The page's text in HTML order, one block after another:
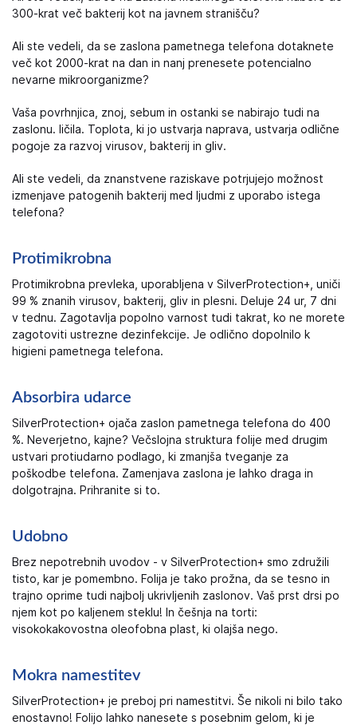
300-krat več bakterij kot na javnem stranišču?
Ali ste vedeli, da se zaslona pametnega telefona dotaknete
več kot 2000-krat na dan in nanj prenesete potencialno
nevarne mikroorganizme?
Vaša povrhnjica, znoj, sebum in ostanki se nabirajo tudi na
zaslonu. ličila. Toplota, ki jo ustvarja naprava, ustvarja odlične
pogoje za razvoj virusov, bakterij in gliv.
Ali ste vedeli, da znanstvene raziskave potrjujejo možnost
izmenjave patogenih bakterij med ljudmi z uporabo istega
telefona?
Protimikrobna
Protimikrobna prevleka, uporabljena v SilverProtection+, uniči
99 % znanih virusov, bakterij, gliv in plesni. Deluje 24 ur, 7 dni
v tednu. Zagotavlja popolno varnost tudi takrat, ko ne morete
zagotoviti ustrezne dezinfekcije. Je odlično dopolnilo k
higieni pametnega telefona.
Absorbira udarce
SilverProtection+ ojača zaslon pametnega telefona do 400
%. Neverjetno, kajne? Večslojna struktura folije med drugim
ustvari protiudarno podlago, ki zmanjša tveganje za
poškodbe telefona. Zamenjava zaslona je lahko draga in
dolgotrajna. Prihranite si to.
Udobno
Brez nepotrebnih uvodov - v SilverProtection+ smo združili
tisto, kar je pomembno. Folija je tako prožna, da se tesno in
trajno oprime tudi najbolj ukrivljenih zaslonov. Vaš prst drsi po
njem kot po kaljenem steklu! In češnja na torti:
visokokakovostna oleofobna plast, ki olajša nego.
Mokra namestitev
SilverProtection+ je preboj pri namestitvi. Še nikoli ni bilo tako
enostavno! Folijo lahko nanesete s posebnim gelom, ki je